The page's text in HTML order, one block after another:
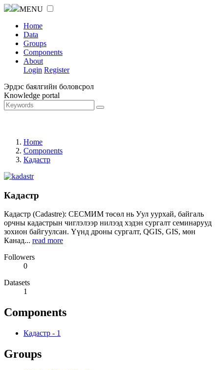
MENU
Home
Data
Groups
Components
About
Login Register
Эрдэс баялгийн боловсрол
Knowledge portal
Home
Components
Кадастр
Кадастр
Кадастр (Cadastre): СЕСМИМ төсөл нь Уул уурхай, байгаль
орчны кадастрын чиглэлээр нилээд хэдэн сургалт семинарууд
зохион байгуулсан. Үүнд дроны сургалт, QGIS, GIS, мөн
Канад... read more
Followers
0
Datasets
1
Components
Кадастр - 1
Groups